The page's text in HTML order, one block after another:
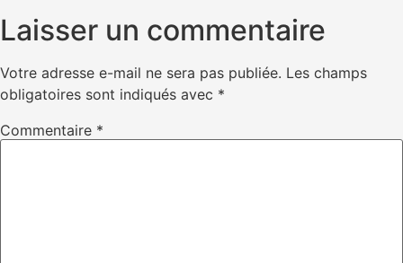
Laisser un commentaire
Votre adresse e-mail ne sera pas publiée. Les champs
obligatoires sont indiqués avec *
Commentaire *